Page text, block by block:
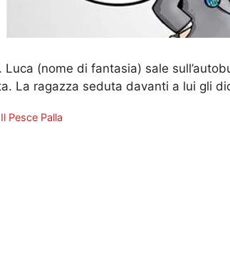
Luca (nome di fantasia) sale
La ragazza seduta davanti a lui gli
Il Pesce Palla